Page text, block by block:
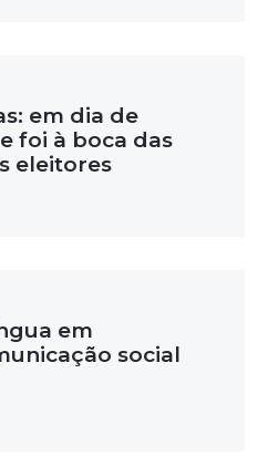
em dia de
foi à boca das
eleitores
em
social